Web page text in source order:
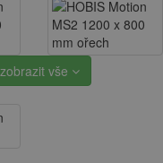
zobrazit vše